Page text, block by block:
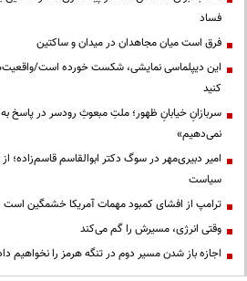
فساد
فرق است میان مجاهدان در میدان و ساکتین
این دیپلماسی نمایشی، شکست خورده است/
کنید
سربازانِ خیابانِ ظهور؛ ملتِ مبعوثِ رودسر در پاسخ به
نمی‌دهیم»
امیر دبیری‌مهر در سوگ دکتر ابوالقاسم
سیاست
ترامپ از افشای کمبود مهمات آمریکا خشمگین است
وقتی انرژی، مسیرش را گم می‌کند
اجازه باز شدن مسیر دوم در تنگه هرمز را نخواهیم